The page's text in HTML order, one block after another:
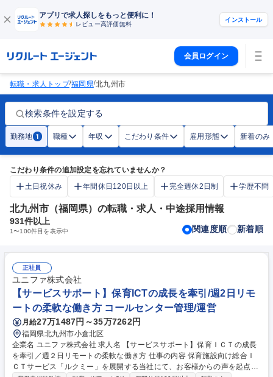
アプリで求人探しをもっと便利に！
レビュー高評価無料
インストール
会員ログイン
転職・求人トップ/福岡県/北九州市
検索条件を設定する
勤務地 1 職種 年収 こだわり条件 雇用形態 新着のみ
こだわり条件の追加設定を忘れていませんか？
土日祝休み
年間休日120日以上 完全週休2日制 学歴不問
北九州市（福岡県）の転職・求人・中途採用情報
931件以上
1〜100件目を表示中 関連度順 新着順
正社員
ユニファ株式会社
【サービスサポート】保育ICTの成長を牽引/週2日リモ
ートの柔軟な働き方 コールセンター管理/運営
月給27万1487円～35万7262円
福岡県北九州市小倉北区
企業名 ユニファ株式会社 求人名 【サービスサポート】保育ＩＣＴの成長
を牽引／週２日リモートの柔軟な働き方 仕事の内容 保育施設向け総合Ｉ
ＣＴサービス「ルクミー」を展開する当社にて、お客様からの声を起点に